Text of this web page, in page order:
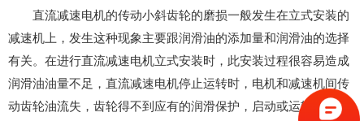
直流减速电机的传动小斜齿轮的磨损一般发生在立式安装的
减速机上，发生这种现象主要跟润滑油的添加量和润滑油的选择
有关。在进行直流减速电机立式安装时，此安装过程很容易造成
润滑油油量不足，直流减速电机停止运转时，电机和减速机间传
动齿轮油流失，齿轮得不到应有的润滑保护，启动或运转过程中